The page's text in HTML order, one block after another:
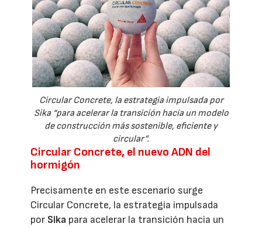
Circular Concrete, la estrategia impulsada por
Sika “para acelerar la transición hacia un modelo
de construcción más sostenible, eficiente y
circular”.
Circular Concrete, el nuevo ADN del
hormigón
Precisamente en este escenario surge
Circular Concrete, la estrategia impulsada
por Sika para acelerar la transición hacia un